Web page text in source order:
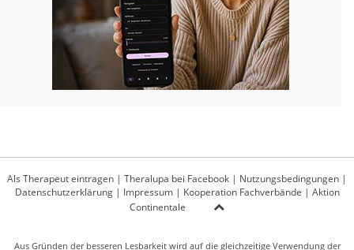
Als Therapeut eintragen | Theralupa bei Facebook | Nutzungsbedingungen |
Datenschutzerklärung| Impressum| Kooperation Fachverbände | Aktion
Continentale
Aus Gründen der besseren Lesbarkeit wird auf die gleichzeitige Verwendung der